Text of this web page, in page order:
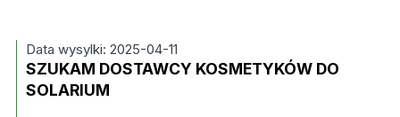
Data wysylki: 2025-04-11
SZUKAM DOSTAWCY KOSMETYKÓW DO
SOLARIUM